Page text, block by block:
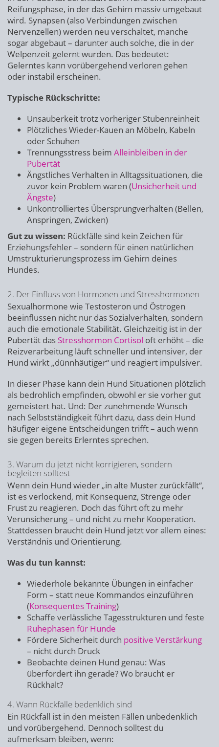
Reifungsphase, in der das Gehirn massiv umgebaut
wird. Synapsen (also Verbindungen zwischen
Nervenzellen) werden neu verschaltet, manche
sogar abgebaut – darunter auch solche, die in der
Welpenzeit gelernt wurden. Das bedeutet:
Gelerntes kann vorübergehend verloren gehen
oder instabil erscheinen.
Typische Rückschritte:
Unsauberkeit trotz vorheriger Stubenreinheit
Plötzliches Wieder-Kauen an Möbeln, Kabeln
oder Schuhen
Trennungsstress beim Alleinbleiben in der
Pubertät
Ängstliches Verhalten in Alltagssituationen, die
zuvor kein Problem waren (Unsicherheit und
Ängste)
Unkontrolliertes Übersprungverhalten (Bellen,
Anspringen, Zwicken)
Gut zu wissen: Rückfälle sind kein Zeichen für
Erziehungsfehler – sondern für einen natürlichen
Umstrukturierungsprozess im Gehirn deines
Hundes.
2. Der Einfluss von Hormonen und Stresshormonen
Sexualhormone wie Testosteron und Östrogen
beeinflussen nicht nur das Sozialverhalten, sondern
auch die emotionale Stabilität. Gleichzeitig ist in der
Pubertät das Stresshormon Cortisol oft erhöht – die
Reizverarbeitung läuft schneller und intensiver, der
Hund wirkt „dünnhäutiger“ und reagiert impulsiver.
In dieser Phase kann dein Hund Situationen plötzlich
als bedrohlich empfinden, obwohl er sie vorher gut
gemeistert hat. Und: Der zunehmende Wunsch
nach Selbstständigkeit führt dazu, dass dein Hund
häufiger eigene Entscheidungen trifft – auch wenn
sie gegen bereits Erlerntes sprechen.
3. Warum du jetzt nicht korrigieren, sondern
begleiten solltest
Wenn dein Hund wieder „in alte Muster zurückfällt“,
ist es verlockend, mit Konsequenz, Strenge oder
Frust zu reagieren. Doch das führt oft zu mehr
Verunsicherung – und nicht zu mehr Kooperation.
Stattdessen braucht dein Hund jetzt vor allem eines:
Verständnis und Orientierung.
Was du tun kannst:
Wiederhole bekannte Übungen in einfacher
Form – statt neue Kommandos einzuführen
(Konsequentes Training)
Schaffe verlässliche Tagesstrukturen und feste
Ruhephasen für Hunde
Fördere Sicherheit durch positive Verstärkung
– nicht durch Druck
Beobachte deinen Hund genau: Was
überfordert ihn gerade? Wo braucht er
Rückhalt?
4. Wann Rückfälle bedenklich sind
Ein Rückfall ist in den meisten Fällen unbedenklich
und vorübergehend. Dennoch solltest du
aufmerksam bleiben, wenn: